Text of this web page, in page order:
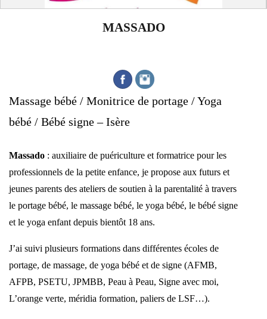
MASSADO
Massage bébé / Monitrice de portage / Yoga
bébé / Bébé signe – Isère
Massado : auxiliaire de puériculture et formatrice pour les
professionnels de la petite enfance, je propose aux futurs et
jeunes parents des ateliers de soutien à la parentalité à travers
le portage bébé, le massage bébé, le yoga bébé, le bébé signe
et le yoga enfant depuis bientôt 18 ans.
J’ai suivi plusieurs formations dans différentes écoles de
portage, de massage, de yoga bébé et de signe (AFMB,
AFPB, PSETU, JPMBB, Peau à Peau, Signe avec moi,
L’orange verte, méridia formation, paliers de LSF…).